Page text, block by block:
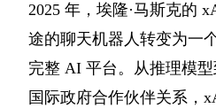
2025 年，埃隆·马斯克的
途的聊天机器人转变为一
完整 AI 平台。从推理模型
国际政府合作伙伴关系，